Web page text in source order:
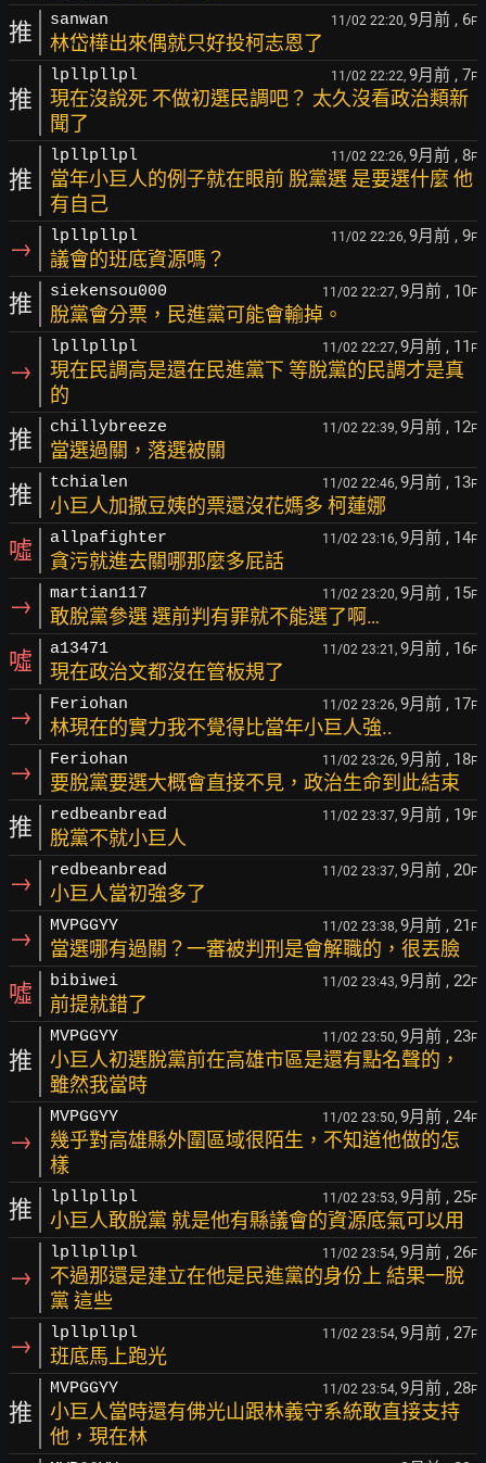
推 sanwan 11/02 22:20, 9月前 , 6F
林岱樺出來偶就只好投柯志恩了
推
lpllpllpl 11/02 22:22, 9月前 , 7F
現在沒說死 不做初選民調吧？ 太久沒看政治類新
聞了
推
lpllpllpl 11/02 22:26, 9月前 , 8F
當年小巨人的例子就在眼前 脫黨選 是要選什麼 他
有自己
→ lpllpllpl 11/02 22:26, 9月前 , 9F
議會的班底資源嗎？
推 siekensou000 11/02 22:27, 9月前 , 10F
脫黨會分票，民進黨可能會輸掉。
→
lpllpllpl 11/02 22:27, 9月前 , 11 F
現在民調高是還在民進黨下 等脫黨的民調才是真
的
推 chillybreeze 11/02 22:39, 9月前 , 12F
當選過關，落選被關
推 tchialen 11/02 22:46, 9月前 , 13F
小巨人加撒豆姨的票還沒花媽多 柯蓮娜
噓 allpafighter 11/02 23:16, 9月前 , 14F
貪污就進去關哪那麼多屁話
→ martian117 11/02 23:20, 9月前 , 15F
敢脫黨參選 選前判有罪就不能選了啊…
噓 a13471 11/02 23:21, 9月前 , 16F
現在政治文都沒在管板規了
→ Feriohan 11/02 23:26, 9月前 , 17F
林現在的實力我不覺得比當年小巨人強..
→ Feriohan 11/02 23:26, 9月前 , 18F
要脫黨要選大概會直接不見，政治生命到此結束
推 redbeanbread 11/02 23:37, 9月前 , 19F
脫黨不就小巨人
→ redbeanbread 11/02 23:37, 9月前 , 20F
小巨人當初強多了
→ MVPGGYY 11/02 23:38, 9月前 , 21 F
當選哪有過關？一審被判刑是會解職的，很丟臉
噓 bibiwei 11/02 23:43, 9月前 , 22F
前提就錯了
推
MVPGGYY 11/02 23:50, 9月前 , 23F
小巨人初選脫黨前在高雄市區是還有點名聲的，
雖然我當時
→
MVPGGYY 11/02 23:50, 9月前 , 24F
幾乎對高雄縣外圍區域很陌生，不知道他做的怎
樣
推 lpllpllpl 11/02 23:53, 9月前 , 25F
小巨人敢脫黨 就是他有縣議會的資源底氣可以用
→
lpllpllpl 11/02 23:54, 9月前 , 26F
不過那還是建立在他是民進黨的身份上 結果一脫
黨 這些
→ lpllpllpl 11/02 23:54, 9月前 , 27F
班底馬上跑光
推
MVPGGYY 11/02 23:54, 9月前 , 28F
小巨人當時還有佛光山跟林義守系統敢直接支持
他，現在林